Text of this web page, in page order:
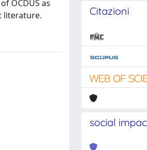
OCDUS as
literature.
Citazioni
social